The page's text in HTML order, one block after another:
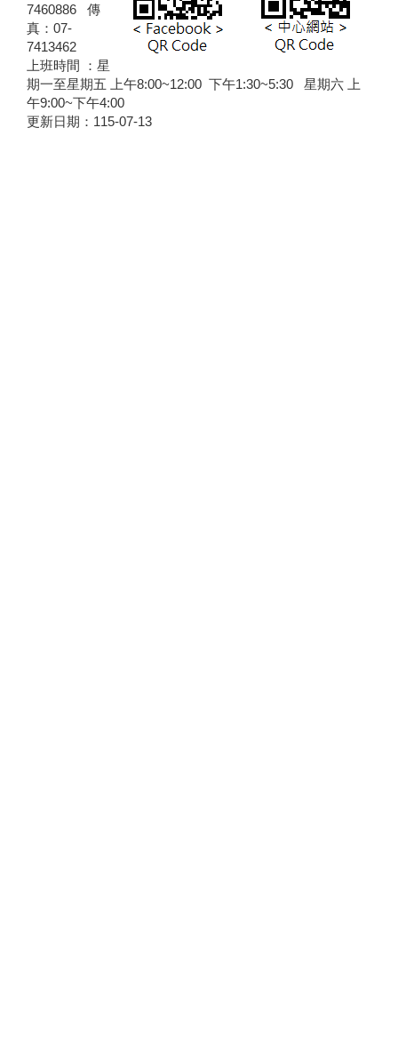
7460886 傳
真：07-
7413462
上班時間 ：星
期一至星期五 上午8:00~12:00 下午1:30~5:30 星期六 上
午9:00~下午4:00
更新日期： 115-07-13